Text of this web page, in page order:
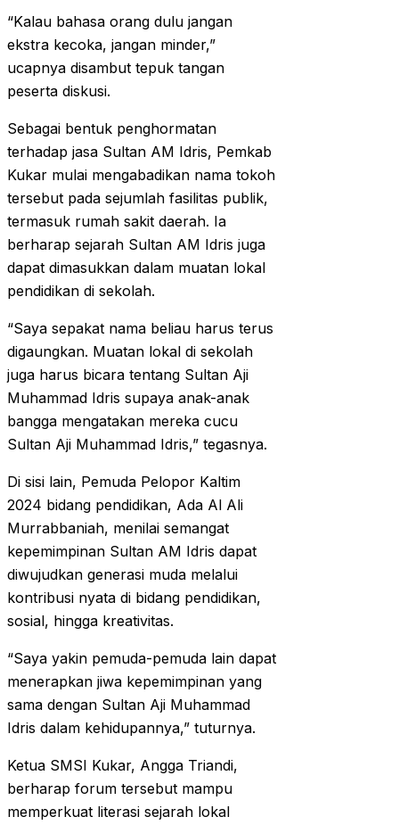
“Kalau bahasa orang dulu jangan
ekstra kecoka, jangan minder,”
ucapnya disambut tepuk tangan
peserta diskusi.
Sebagai bentuk penghormatan
terhadap jasa Sultan AM Idris, Pemkab
Kukar mulai mengabadikan nama tokoh
tersebut pada sejumlah fasilitas publik,
termasuk rumah sakit daerah. Ia
berharap sejarah Sultan AM Idris juga
dapat dimasukkan dalam muatan lokal
pendidikan di sekolah.
“Saya sepakat nama beliau harus terus
digaungkan. Muatan lokal di sekolah
juga harus bicara tentang Sultan Aji
Muhammad Idris supaya anak-anak
bangga mengatakan mereka cucu
Sultan Aji Muhammad Idris,” tegasnya.
Di sisi lain, Pemuda Pelopor Kaltim
2024 bidang pendidikan, Ada Al Ali
Murrabbaniah, menilai semangat
kepemimpinan Sultan AM Idris dapat
diwujudkan generasi muda melalui
kontribusi nyata di bidang pendidikan,
sosial, hingga kreativitas.
“Saya yakin pemuda-pemuda lain dapat
menerapkan jiwa kepemimpinan yang
sama dengan Sultan Aji Muhammad
Idris dalam kehidupannya,” tuturnya.
Ketua SMSI Kukar, Angga Triandi,
berharap forum tersebut mampu
memperkuat literasi sejarah lokal